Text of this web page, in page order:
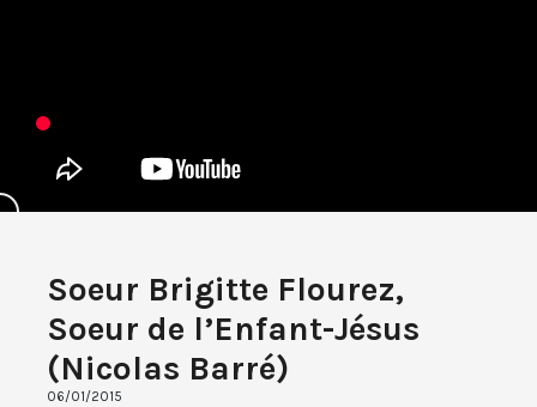
Soeur Brigitte Flourez,
Soeur de l’Enfant-Jésus
(Nicolas Barré)
06/01/2015